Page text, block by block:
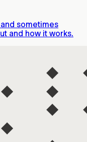
sometimes
and how it works.